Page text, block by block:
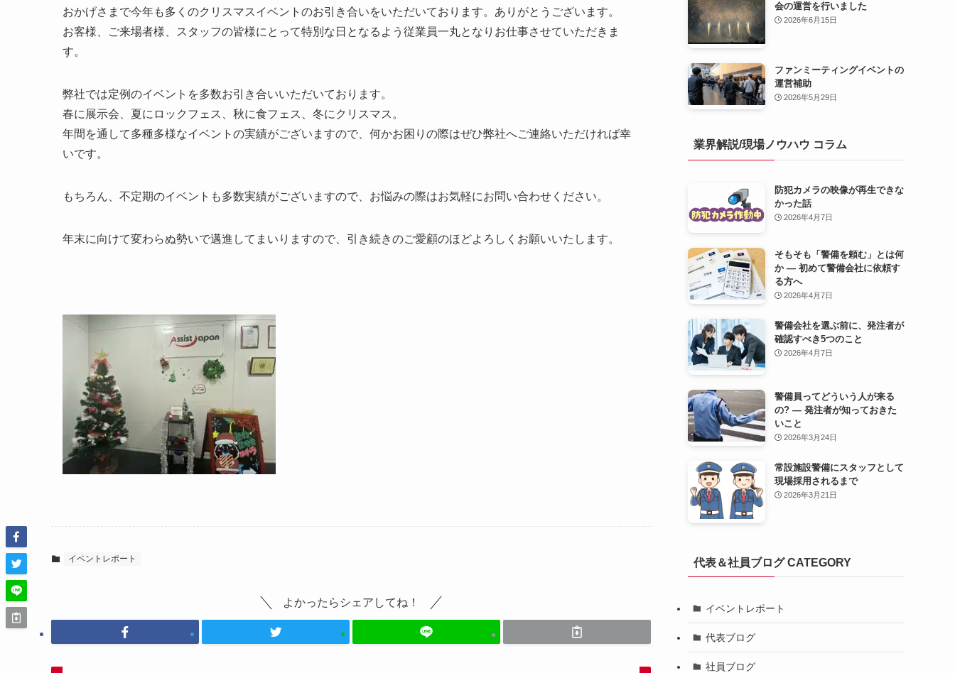
おかげさまで今年も多くのクリスマスイベントのお引き合いをいただいております。ありがとうございます。
お客様、ご来場者様、スタッフの皆様にとって特別な日となるよう従業員一丸となりお仕事させていただきま
す。
弊社では定例のイベントを多数お引き合いいただいております。
春に展示会、夏にロックフェス、秋に食フェス、冬にクリスマス。
年間を通して多種多様なイベントの実績がございますので、何かお困りの際はぜひ弊社へご連絡いただければ幸
いです。
もちろん、不定期のイベントも多数実績がございますので、お悩みの際はお気軽にお問い合わせください。
年末に向けて変わらぬ勢いで邁進してまいりますので、引き続きのご愛顧のほどよろしくお願いいたします。
イベントレポート
よかったらシェアしてね！
会の運営を行いました
2026年6月15日
ファンミーティングイベントの
運営補助
2026年5月29日
業界解説/現場ノウハウ コラム
防犯カメラの映像が再生できな
かった話
2026年4月7日
そもそも「警備を頼む」とは何
か — 初めて警備会社に依頼す
る方へ
2026年4月7日
警備会社を選ぶ前に、発注者が
確認すべき5つのこと
2026年4月7日
警備員ってどういう人が来る
の? — 発注者が知っておきた
いこと
2026年3月24日
常設施設警備にスタッフとして
現場採用されるまで
2026年3月21日
代表＆社員ブログ CATEGORY
イベントレポート
代表ブログ
社員ブログ